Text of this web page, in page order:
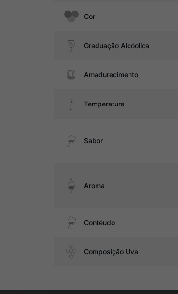
Cor
Graduação Alcóolica
Amadurecimento
Temperatura
Sabor
Aroma
Contéudo
Composição Uva